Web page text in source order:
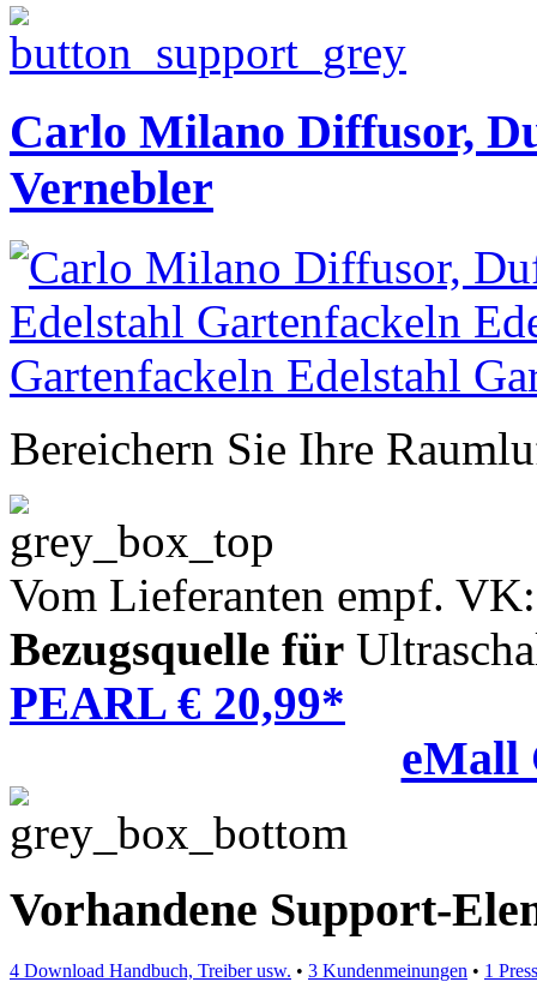
Carlo Milano Diffusor,
Vernebler
Bereichern Sie Ihre
Vom Lieferanten empf.
Bezugsquelle für
PEARL € 20,99*
eMall
Vorhandene Support-
4 Download Handbuch, Treiber usw. • 3 Kundenmeinungen • 1